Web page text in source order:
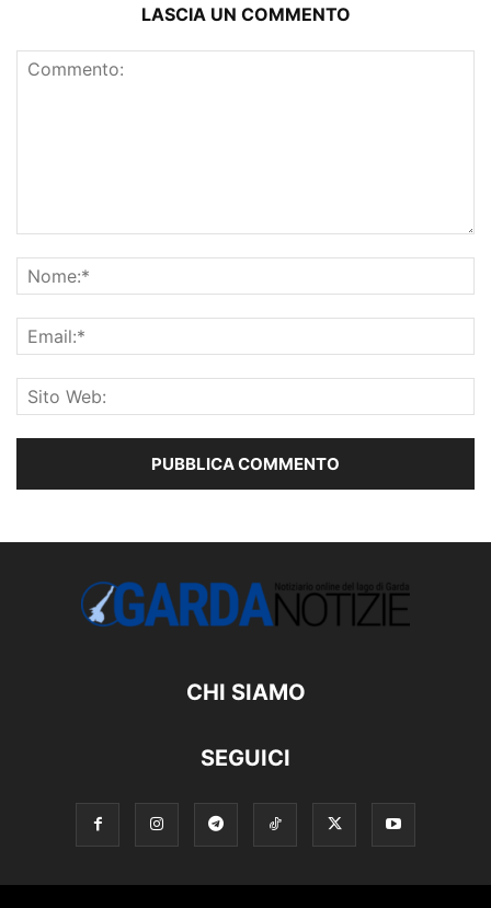
LASCIA UN COMMENTO
CHI SIAMO
SEGUICI